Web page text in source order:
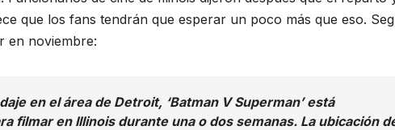
que los fans tendrán que esperar un poco más que eso.
en noviembre:
en el área de Detroit, ‘Batman V Superman’ está
filmar en Illinois durante una o dos semanas. La ubicación